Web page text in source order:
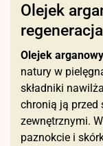
Olejek
Olejek arganowy
natury w
składniki
chronią ją
zewnętrznymi.
paznokcie i